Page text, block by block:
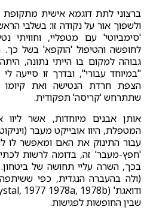
ברצוני לתת דוגמא אישית
ולשפוך אור על נקודה זו: בשלבי
'סימביוטי' עם מטפליי, וחוויתי
לחופשה והטיפול 'הוקפא' בשל
גבוהה למקום בו הייתי נתונה,
"במיוחד עבורי", ובדרך זו סייעה
הצפת חרדת הנטישה ואת
שתתרחש 'קריסה' תפקודית.
אותן אבנים מיוחדות, אשר
עבור התינוק את האם ומאפשר לו
'חפץ-מעבר' זה, בדומה לרשות
בכך, השרה עליי תחושה של
(ולה בהעברה הנגדית, כפי
שבין החופשות לפגישות.